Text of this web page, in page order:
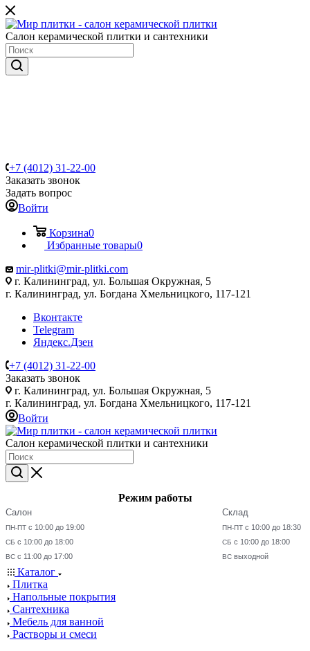
Салон керамической плитки и сантехники
+7 (4012) 31-22-00
Заказать звонок
Задать вопрос
Войти
Корзина0
Избранные товары0
mir-plitki@mir-plitki.com
г. Калининград, ул. Большая Окружная, 5
г. Калининград, ул. Богдана Хмельницкого, 117-121
Вконтакте
Telegram
Яндекс.Дзен
+7 (4012) 31-22-00
Заказать звонок
г. Калининград, ул. Большая Окружная, 5
г. Калининград, ул. Богдана Хмельницкого, 117-121
Войти
Салон керамической плитки и сантехники
Режим работы
Салон
ПН-ПТ с 10:00 до 19:00
СБ с 10:00 до 18:00
ВС с 11:00 до 17:00
Склад
ПН-ПТ с 10:00 до 18:30
СБ с 10:00 до 18:00
ВС выходной
Каталог
Плитка
Напольные покрытия
Сантехника
Мебель для ванной
Растворы и смеси